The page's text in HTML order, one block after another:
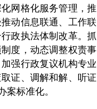
化网格化服务管理，推
动信息联通、工作联
政执法体制改革。抓
度，动态调整权责事
强行政复议机构专业
证、调解和解、听证
标准化。